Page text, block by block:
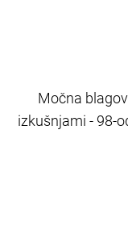
Močna
izkušnjami - 98-